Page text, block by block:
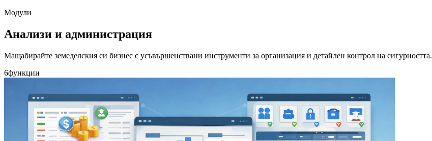
Модули
Анализи и администрация
Мащабирайте земеделския си бизнес с усъвършенствани инструменти за организация и детайлен контрол на сигурността.
6функции